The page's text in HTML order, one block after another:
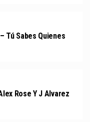
Tú Sabes Quienes
Rose Y J Alvarez